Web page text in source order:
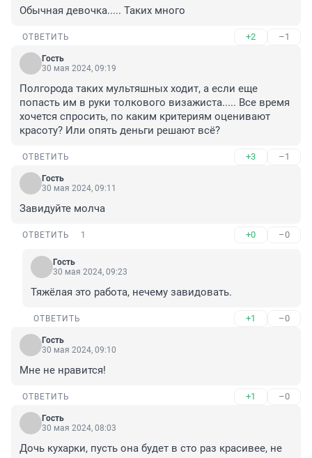
Обычная девочка..... Таких много
ОТВЕТИТЬ +2 –1
Гость
30 мая 2024, 09:19
Полгорода таких мультяшных ходит, а если еще
попасть им в руки толкового визажиста..... Все время
хочется спросить, по каким критериям оценивают
красоту? Или опять деньги решают всё?
ОТВЕТИТЬ +3 –1
Гость
30 мая 2024, 09:11
Завидуйте молча
ОТВЕТИТЬ 1 +0 –0
Гость
30 мая 2024, 09:23
Тяжёлая это работа, нечему завидовать.
ОТВЕТИТЬ +1 –0
Гость
30 мая 2024, 09:10
Мне не нравится!
ОТВЕТИТЬ +1 –0
Гость
30 мая 2024, 08:03
Дочь кухарки, пусть она будет в сто раз красивее, не